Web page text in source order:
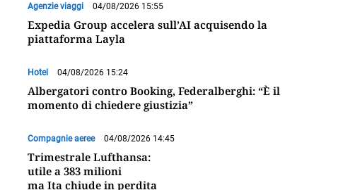
Agenzie viaggi 04/08/2026 15:55
Expedia Group accelera sull’AI acquisendo la
piattaforma Layla
Hotel 04/08/2026 15:24
Albergatori contro Booking, Federalberghi: “È il
momento di chiedere giustizia”
Compagnie aeree 04/08/2026 14:45
Trimestrale Lufthansa:
utile a 383 milioni
ma Ita chiude in perdita